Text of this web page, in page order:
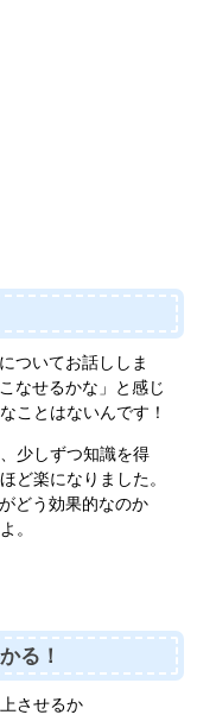
ついてお話ししま
なせるかな」と感じ
ことはないんです！
少しずつ知識を得
ど楽になりました。
どう効果的なのか
。
る！
させるか